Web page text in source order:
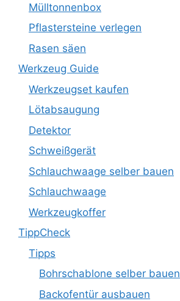
Mülltonnenbox
Pflastersteine verlegen
Rasen säen
Werkzeug Guide
Werkzeugset kaufen
Lötabsaugung
Detektor
Schweißgerät
Schlauchwaage selber bauen
Schlauchwaage
Werkzeugkoffer
TippCheck
Tipps
Bohrschablone selber bauen
Backofentür ausbauen